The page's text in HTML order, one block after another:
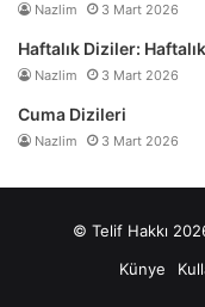
Nazlim 3 Mart 2026
Haftalık Diziler:
Nazlim 3 Mart 2026
Cuma Dizileri
Nazlim 3 Mart 2026
© Telif Hakkı
Künye